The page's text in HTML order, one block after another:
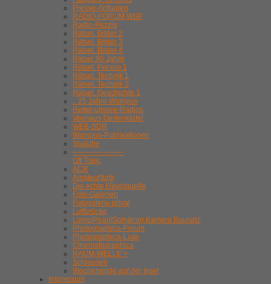
Presse-Anfragen
RADIO-FORUM WGF
Radio-Puzzle
Rätsel. Bilder 2
Rätsel. Bilder 3
Rätsel. Bilder 4
Rätsel 90 Jahre
Rätsel. Person 1
Rätsel. Technik 1
Rätsel. Technik 2
Rätsel. Geschichte 1
.. 25 Jahre Wumpus
Rettet-unsere-Radios
Voxhaus-Gedenktafel
WEB-SDR
Wumpus-Publikationen
Youtube
---------------------
Off Topic
ACR
Amateurfunk
Die echte Havelquelle
Foto-Galerien
Fotogalerie privat
Luftbrücke
Lomo/Pearl/Somikron Kamera Bausatz
Photographica-Forum
Photographica-Liste
Cinematographica
RAUM-WELLE >
Schleusen
Wochenende auf der Insel
Impressum